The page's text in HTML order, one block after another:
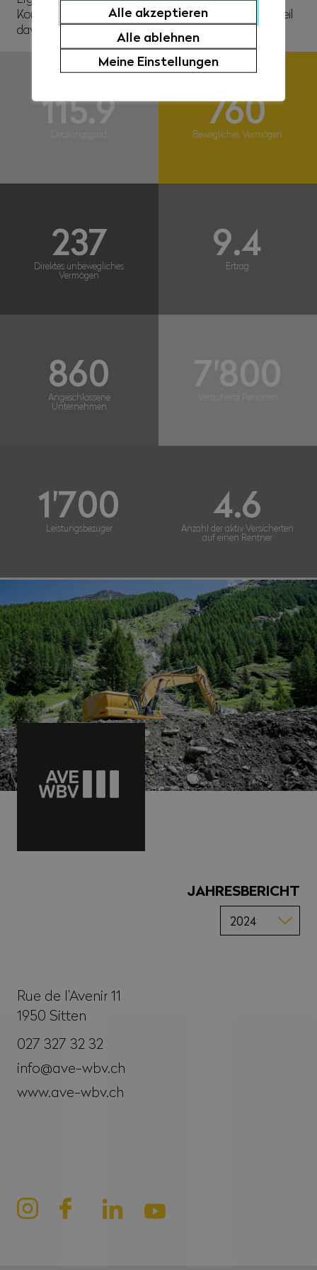
Konsolidierung der Kasse verwenden, sondern einen Teil
davon auch den Versicherten zukommen lassen.
115.9 760
Bewegliches Vermögen
237
Direktes unbewegliches
Vermögen
9.4
Ertrag
860
Angeschlossene
Unternehmen
1'700
Leistungsbezüger 4.6
Anzahl der aktiv Versicherten
auf einen Rentner
Rue de l’Avenir 11
1950 Sitten
027 327 32 32
info@ave-wbv.ch
www.ave-wbv.ch
JAHRESBERICHT
Alle akzeptieren
Alle ablehnen
Meine Einstellungen